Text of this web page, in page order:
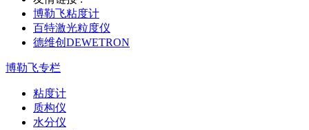
博勒飞粘度计
百特激光粒度仪
德维创DEWETRON
博勒飞专栏
粘度计
质构仪
水分仪